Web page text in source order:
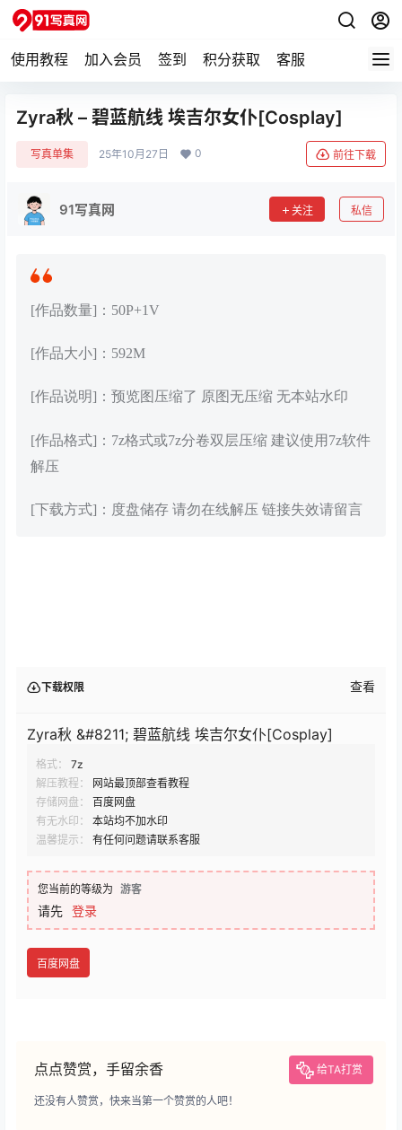
使用教程 加入会员 签到 积分获取 客服
Zyra秋 – 碧蓝航线 埃吉尔女仆[Cosplay]
写真单集 25年10月27日 0 前往下载
91写真网 关注 私信
[作品数量]：50P+1V
[作品大小]：592M
[作品说明]：预览图压缩了 原图无压缩 无本站水印
[作品格式]：7z格式或7z分卷双层压缩 建议使用7z软件
解压
[下载方式]：度盘储存 请勿在线解压 链接失效请留言
下载权限 查看
Zyra秋 &#8211; 碧蓝航线 埃吉尔女仆[Cosplay]
格式：
7z
解压教程：
网站最顶部查看教程
存储网盘：
百度网盘
有无水印：
本站均不加水印
温馨提示：
有任何问题请联系客服
您当前的等级为 游客
请先 登录
百度网盘
点点赞赏，手留余香 给TA打赏
还没有人赞赏，快来当第一个赞赏的人吧！